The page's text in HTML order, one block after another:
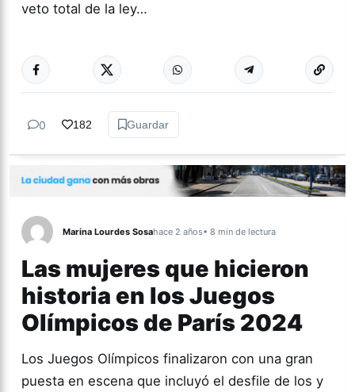
veto total de la ley…
ACTUALIDAD Más
0 182 Guardar
Marina Lourdes Sosahace 2 años• 8 min de lectura
Las mujeres que hicieron
historia en los Juegos
Olímpicos de París 2024
Los Juegos Olímpicos finalizaron con una gran
puesta en escena que incluyó el desfile de los y